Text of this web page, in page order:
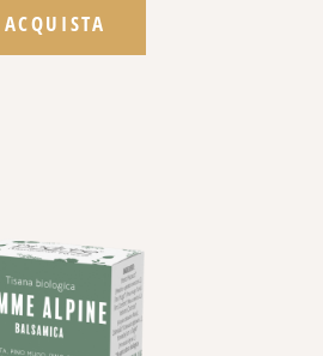
ACQUISTA